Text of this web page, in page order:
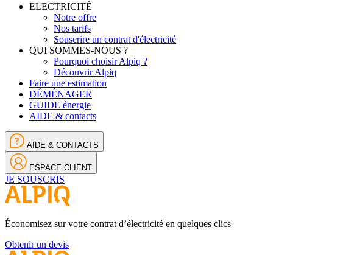
ELECTRICITÉ
Notre offre
Nos tarifs
Souscrire un contrat d'électricité
QUI SOMMES-NOUS ?
Pourquoi choisir Alpiq ?
Découvrir Alpiq
Faire une estimation
DÉMÉNAGER
GUIDE énergie
AIDE & contacts
AIDE & CONTACTS
ESPACE CLIENT
JE SOUSCRIS
Économisez sur votre contrat d’électricité en quelques clics
Obtenir un devis